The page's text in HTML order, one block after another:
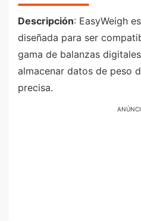
Descripción: EasyWeigh
diseñada para ser
gama de balanzas
almacenar datos de peso
precisa.